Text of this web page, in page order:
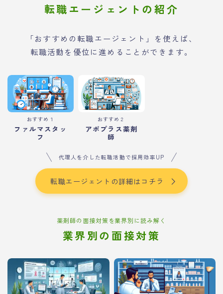
転職エージェントの紹介
「おすすめの転職エージェント」を使えば、
転職活動を優位に進めることができます。
おすすめ１
ファルマスタッ
フ
おすすめ２
アポプラス薬剤
師
代理人を介した転職活動で採用効率UP
転職エージェントの詳細はコチラ
薬剤師の面接対策を業界別に読み解く
業界別の面接対策